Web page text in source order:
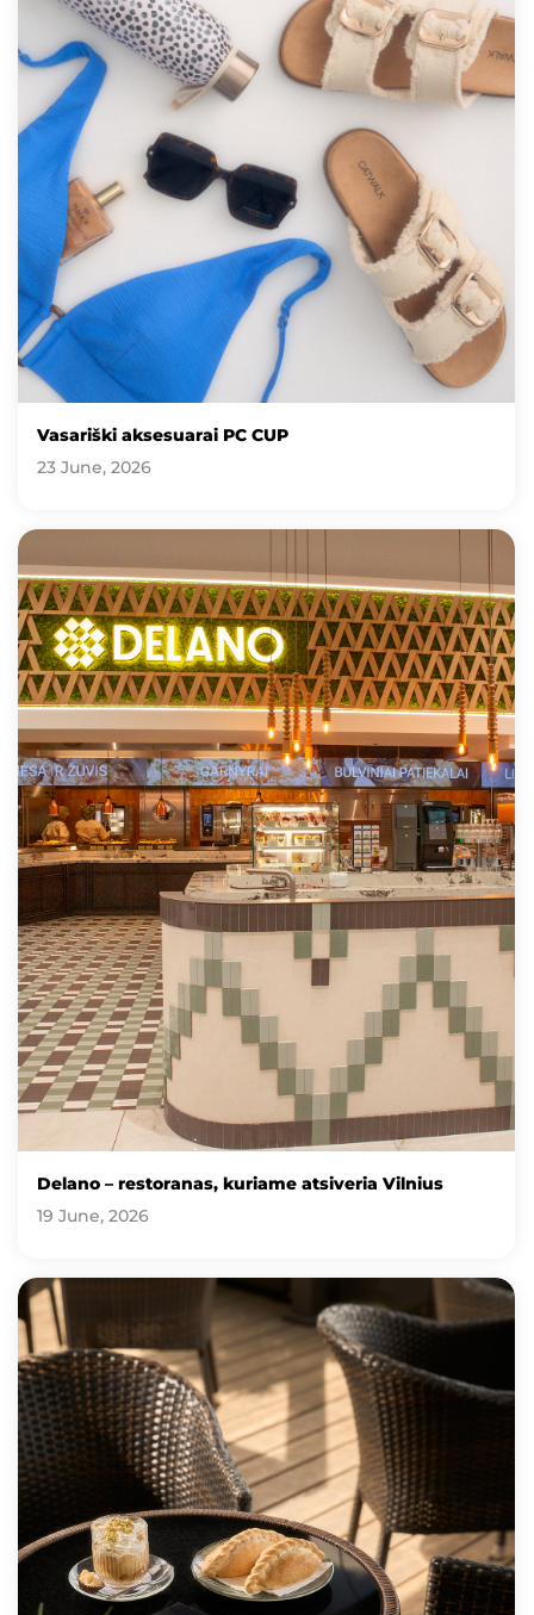
Vasariški aksesuarai PC CUP
23 June, 2026
Delano – restoranas, kuriame atsiveria Vilnius
19 June, 2026